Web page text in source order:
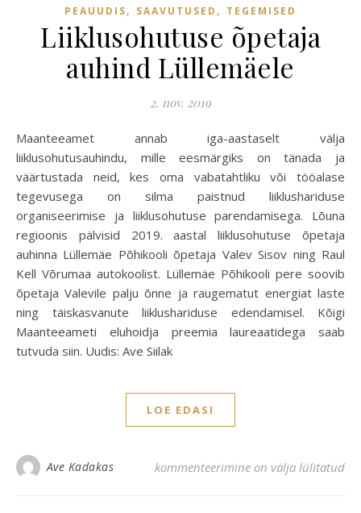
PEAUUDIS, SAAVUTUSED , TEGEMISED
Liiklusohutuse õpetaja
auhind Lüllemäele
2. nov. 2019
Maanteeamet annab iga-aastaselt välja
liiklusohutusauhindu, mille eesmärgiks on tänada ja
väärtustada neid, kes oma vabatahtliku või tööalase
tegevusega on silma paistnud liiklushariduse
organiseerimise ja liiklusohutuse parendamisega. Lõuna
regioonis pälvisid 2019. aastal liiklusohutuse õpetaja
auhinna Lüllemäe Põhikooli õpetaja Valev Sisov ning Raul
Kell Võrumaa autokoolist. Lüllemäe Põhikooli pere soovib
õpetaja Valevile palju õnne ja raugematut energiat laste
ning täiskasvanute liiklushariduse edendamisel. Kõigi
Maanteeameti eluhoidja preemia laureaatidega saab
tutvuda siin. Uudis: Ave Siilak
LOE EDASI
Ave Kadakas Liiklusohutuse õpetaja auhind
kommenteerimine on välja lülitatud